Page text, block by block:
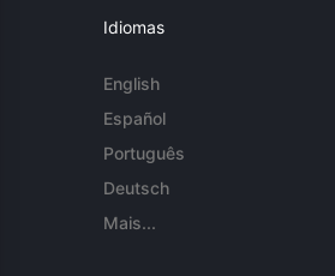
Idiomas
English
Español
Português
Deutsch
Mais...